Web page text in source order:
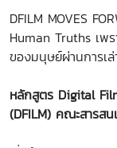
DFILM MOVES
Human Truths เพ
ของมนุษย์ผ่านการเ
หลักสูตร Digital
(DFILM) คณะสารสน